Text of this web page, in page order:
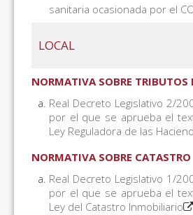
sanitaria ocasionada por el
LOCAL
NORMATIVA SOBRE TRIBUTOS
Real Decreto Legislativo 2/
por el que se aprueba el
Ley Reguladora de las
NORMATIVA SOBRE CATASTRO
Real Decreto Legislativo 1/
por el que se aprueba el
Ley del Catastro Inmobiliario